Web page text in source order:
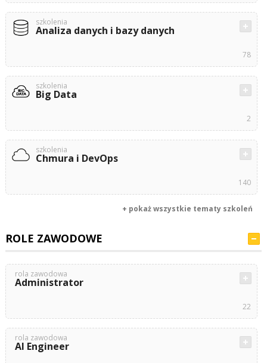
szkolenia
Analiza danych i bazy danych
78
szkolenia
Big Data
2
szkolenia
Chmura i DevOps
140
+ pokaż wszystkie tematy szkoleń
ROLE ZAWODOWE
rola zawodowa
Administrator
22
rola zawodowa
AI Engineer